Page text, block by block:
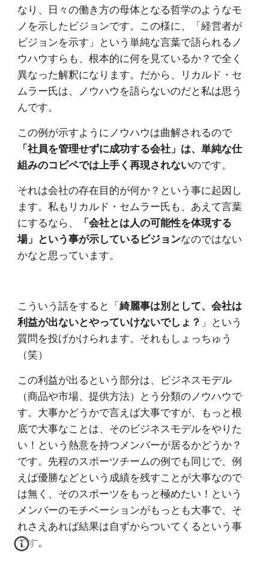
なり、日々の働き方の母体となる哲学のようなモ
ノを示したビジョンです。この様に、「経営者が
ビジョンを示す」という単純な言葉で語られるノ
ウハウすらも、根本的に何を見ているか？で全く
異なった解釈になります。だから、リカルド・セ
ムラー氏は、ノウハウを語らないのだと私は思う
んです。
この例が示すようにノウハウは曲解されるので
「社員を管理せずに成功する会社」は、単純な仕
組みのコピペでは上手く再現されないのです。
それは会社の存在目的が何か？という事に起因し
ます。私もリカルド・セムラー氏も、あえて言葉
にするなら、
「会社とは人の可能性を体現する
場」という事が示しているビジョンなのではない
かなと思っています。
こういう話をすると「綺麗事は別として、会社は
利益が出ないとやっていけないでしょ？ 」という
質問を投げかけられます。それもしょっちゅう
（笑）
この利益が出るという部分は、ビジネスモデル
（商品や市場、提供方法）とう分類のノウハウで
す。大事かどうかで言えば大事ですが、もっと根
底で大事なことは、そのビジネスモデルをやりた
い！という熱意を持つメンバーが居るかどうか？
です。先程のスポーツチームの例でも同じで、例
えば優勝などという成績を残すことが大事なので
は無く、そのスポーツをもっと極めたい！という
メンバーのモチベーションがもっとも大事で、そ
れさえあれば結果は自ずからついてくるという事
です。